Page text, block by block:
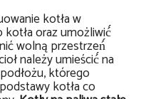
kotła w
oraz umożliwić́
wolną przestrzeń́
należy umieścić́ na
którego
kotła co